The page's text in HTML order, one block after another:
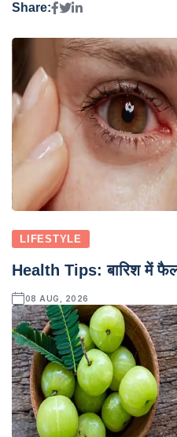
Share:
LIFESTYLE
Health Tips: बारिश में
08 AUG, 2026